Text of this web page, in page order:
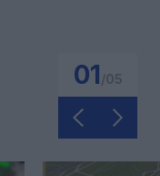
01